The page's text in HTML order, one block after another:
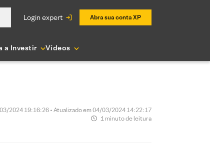
login expert Abra sua conta XP
a Investir Vídeos
2024 19:16:26 • Atualizado em 04/03/2024 14:22:17
1 minuto de leitura